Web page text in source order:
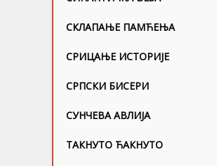
СКЛАПАЊЕ ПАМЋЕЊА
СРИЦАЊЕ ИСТОРИЈЕ
СРПСКИ БИСЕРИ
СУНЧЕВА АВЛИЈА
ТАКНУТО ЋАКНУТО